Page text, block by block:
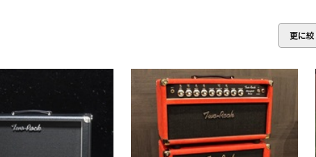
ピアノ 管楽器 その他
DTM オンラ
イン納品
レコー
グ機器
更に